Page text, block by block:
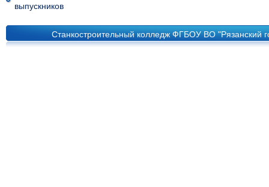
выпускников
Станкостроительный колледж ФГБОУ ВО "Рязанский